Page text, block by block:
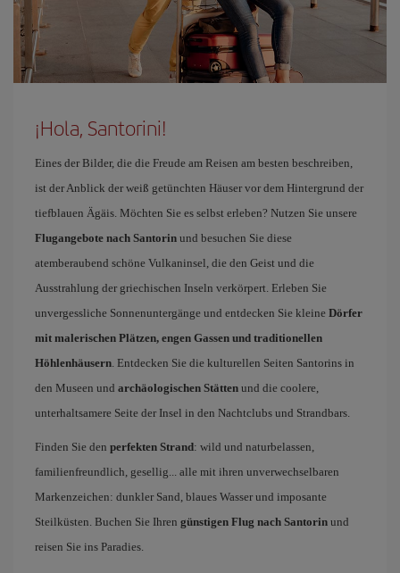
¡Hola, Santorini!
Eines der Bilder, die die Freude am Reisen am besten beschreiben,
ist der Anblick der weiß getünchten Häuser vor dem Hintergrund der
tiefblauen Ägäis. Möchten Sie es selbst erleben? Nutzen Sie unsere
Flugangebote nach Santorin und besuchen Sie diese
atemberaubend schöne Vulkaninsel, die den Geist und die
Ausstrahlung der griechischen Inseln verkörpert. Erleben Sie
unvergessliche Sonnenuntergänge und entdecken Sie kleine Dörfer
mit malerischen Plätzen, engen Gassen und traditionellen
Höhlenhäusern. Entdecken Sie die kulturellen Seiten Santorins in
den Museen und archäologischen Stätten und die coolere,
unterhaltsamere Seite der Insel in den Nachtclubs und Strandbars.
Finden Sie den perfekten Strand: wild und naturbelassen,
familienfreundlich, gesellig... alle mit ihren unverwechselbaren
Markenzeichen: dunkler Sand, blaues Wasser und imposante
Steilküsten. Buchen Sie Ihren günstigen Flug nach Santorin und
reisen Sie ins Paradies.